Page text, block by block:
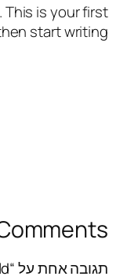
This is your first
start writing!
תגובה אחת על “Hello world!”